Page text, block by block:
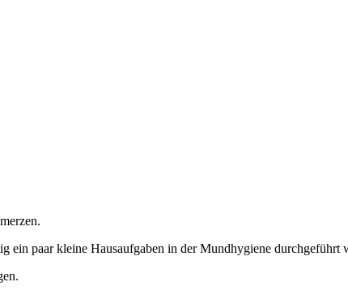
ein paar kleine Hausaufgaben in der Mundhygiene durchgeführt